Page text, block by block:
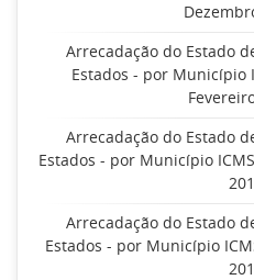
Arrecadação do Estado
Estados - por Município
Arrecadação do Estado
Estados - por Município
Arrecadação do Estado
Estados - por Município